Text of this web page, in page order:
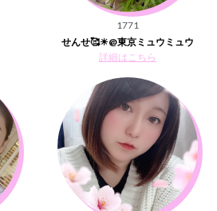
1771
せんせ🥰☀@東京ミュウミュウ
詳細はこちら